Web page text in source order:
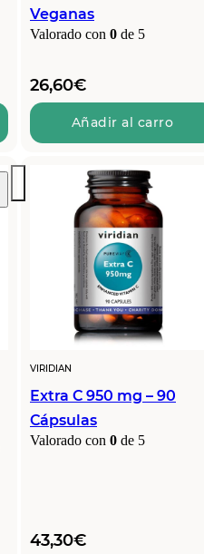
Veganas
Valorado con 0 de 5
26,60€
Añadir al carro
VIRIDIAN
Extra C 950 mg – 90
Cápsulas
Valorado con 0 de 5
43,30€